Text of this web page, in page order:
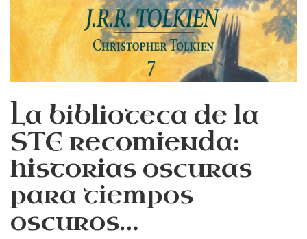
La biblioteca de la
STE recomienda:
historias oscuras
para tiempos
oscuros…